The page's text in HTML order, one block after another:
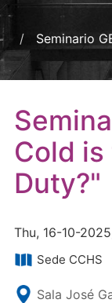
Seminario
Cold
Duty?"
Thu, 16-10-
Sede CCHS
Sala José